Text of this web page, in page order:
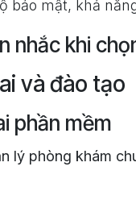
bảo mật, khả
nhắc khi
và đào tạo
phần mềm
lý phòng khám